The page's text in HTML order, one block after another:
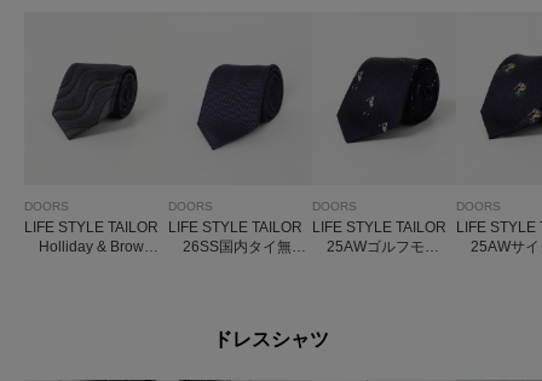
DOORS
LIFE STYLE TAILOR
Holliday & Brown
DOORS
LIFE STYLE TAILOR
26SS国内タイ無地
DOORS
LIFE STYLE TAILOR
25AWゴルフモチ
DOORS
LIFE STYLE
25AWサイ
ドレスシャツ